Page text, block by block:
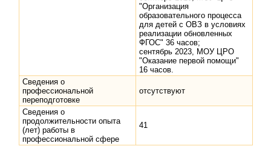
"Организация
образовательного процесса
для детей с ОВЗ в условиях
реализации обновленных
ФГОС" 36 часов;
сентябрь 2023, МОУ ЦРО
"Оказание первой помощи"
16 часов.
Сведения о
профессиональной
переподготовке
отсутствуют
Сведения о
продолжительности опыта
(лет) работы в
профессиональной сфере
41